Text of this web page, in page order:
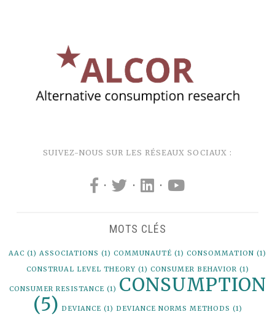
SUIVEZ-NOUS SUR LES RÉSEAUX SOCIAUX :
· · ·
MOTS CLÉS
AAC (1) ASSOCIATIONS (1) COMMUNAUTÉ (1) CONSOMMATION (1)
CONSTRUAL LEVEL THEORY (1) CONSUMER BEHAVIOR (1)
CONSUMER RESISTANCE (1) CONSUMPTION
(5) DEVIANCE (1) DEVIANCE NORMS METHODS (1)